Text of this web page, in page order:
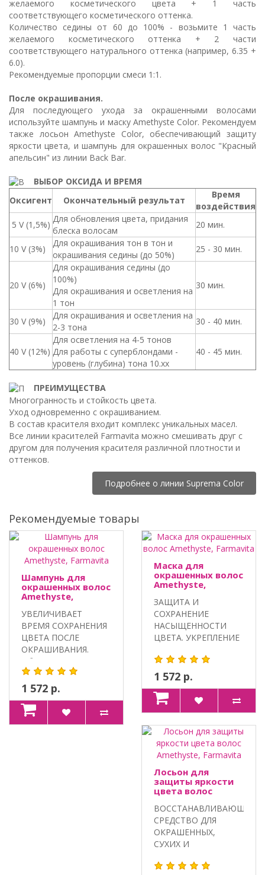
желаемого косметического цвета + 1 часть
соответствующего косметического оттенка.
Количество седины от 60 до 100% - возьмите 1 часть
желаемого косметического оттенка + 2 части
соответствующего натурального оттенка (например, 6.35 +
6.0).
Рекомендуемые пропорции смеси 1:1.
После окрашивания.
Для последующего ухода за окрашенными волосами
используйте шампунь и маску Amethyste Color. Рекомендуем
также лосьон Amethyste Color, обеспечивающий защиту
яркости цвета, и шампунь для окрашенных волос "Красный
апельсин" из линии Back Bar.
ВЫБОР ОКСИДА И ВРЕМЯ
Оксигент
Окончательный результат
Время
воздействия
5 V (1,5%)
Для обновления цвета, придания
блеска волосам
20 мин.
10 V (3%)
Для окрашивания тон в тон и
окрашивания седины (до 50%)
25 - 30 мин.
20 V (6%)
Для окрашивания седины (до
100%)
Для окрашивания и осветления на
1 тон
30 мин.
30 V (9%)
Для окрашивания и осветления на
2-3 тона
30 - 40 мин.
40 V (12%)
Для осветления на 4-5 тонов
Для работы с суперблондами -
уровень (глубина) тона 10.хх
40 - 45 мин.
ПРЕИМУЩЕСТВА
Многогранность и стойкость цвета.
Уход одновременно с окрашиванием.
В состав красителя входит комплекс уникальных масел.
Все линии красителей Farmavita можно смешивать друг с
другом для получения красителя различной плотности и
оттенков.
Подробнее о линии Suprema Color
Рекомендуемые товары
Шампунь для
окрашенных волос
Amethyste,
УВЕЛИЧИВАЕТ
ВРЕМЯ СОХРАНЕНИЯ
ЦВЕТА ПОСЛЕ
ОКРАШИВАНИЯ.
Объем: 250 мл, 1000
мл...
1 572 р.
Маска для
окрашенных волос
Amethyste,
ЗАЩИТА И
СОХРАНЕНИЕ
НАСЫЩЕННОСТИ
ЦВЕТА. УКРЕПЛЕНИЕ
Объем: 250 м..
1 572 р.
Лосьон для
защиты яркости
цвета волос
Farmavita
ВОССТАНАВЛИВАЮЩЕЕ
СРЕДСТВО ДЛЯ
ОКРАШЕННЫХ,
СУХИХ И
ВОЛОС. Объем:..